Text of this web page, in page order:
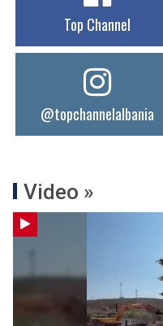
Top Channel
@topchannelalbania
Video »